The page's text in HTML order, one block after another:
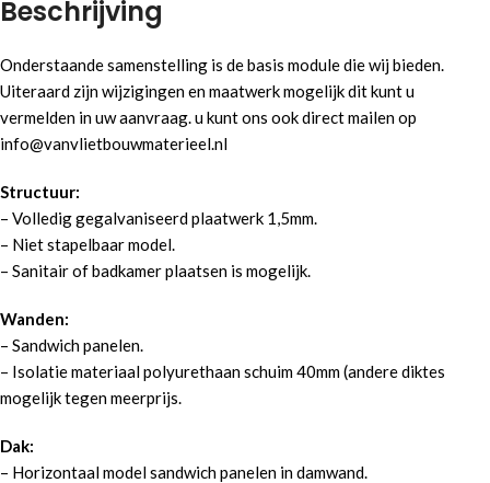
Beschrijving
Onderstaande samenstelling is de basis module die wij bieden.
Uiteraard zijn wijzigingen en maatwerk mogelijk dit kunt u
vermelden in uw aanvraag. u kunt ons ook direct mailen op
info@vanvlietbouwmaterieel.nl
Structuur:
– Volledig gegalvaniseerd plaatwerk 1,5mm.
– Niet stapelbaar model.
– Sanitair of badkamer plaatsen is mogelijk.
Wanden:
– Sandwich panelen.
– Isolatie materiaal polyurethaan schuim 40mm (andere diktes
mogelijk tegen meerprijs.
Dak:
– Horizontaal model sandwich panelen in damwand.